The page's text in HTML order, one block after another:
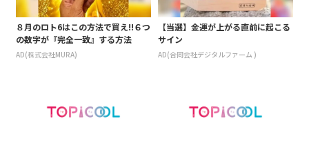
８月のロト6はこの方法で買え!!６つ
の数字が『完全一致』する方法
AD(株式会社MURA)
【当選】金運が上がる直前に起こる
サイン
AD(合同会社デジタルファーム )